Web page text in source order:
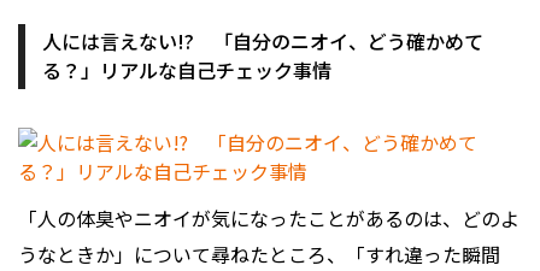
人には言えない!? 「自分のニオイ、どう確かめて
る？」リアルな自己チェック事情
「人の体臭やニオイが気になったことがあるのは、どのよ
うなときか」について尋ねたところ、「すれ違った瞬間